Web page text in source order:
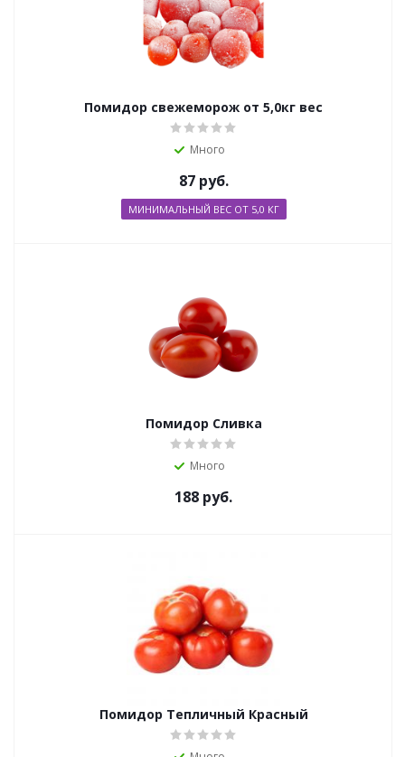
Помидор свежеморож от 5,0кг вес
Много
87руб.
МИНИМАЛЬНЫЙ ВЕС ОТ 5,0 КГ
Помидор Сливка
Много
188 руб.
Помидор Тепличный Красный